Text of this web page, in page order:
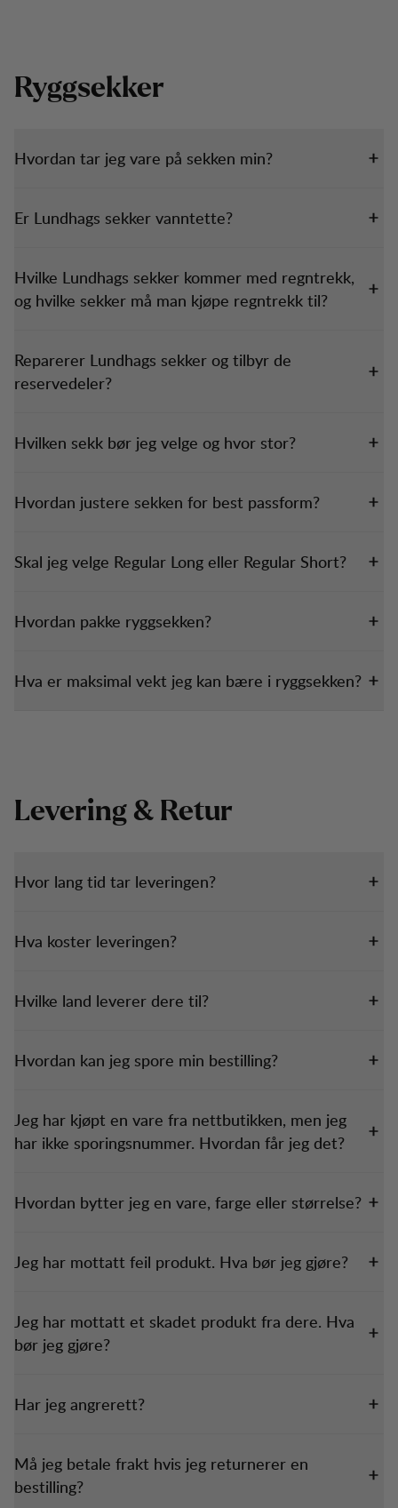
Ryggsekker
Hvordan tar jeg vare på sekken min?
Er Lundhags sekker vanntette?
Hvilke Lundhags sekker kommer med regntrekk,
og hvilke sekker må man kjøpe regntrekk til?
Reparerer Lundhags sekker og tilbyr de
reservedeler?
Hvilken sekk bør jeg velge og hvor stor?
Hvordan justere sekken for best passform?
Skal jeg velge Regular Long eller Regular Short?
Hvordan pakke ryggsekken?
Hva er maksimal vekt jeg kan bære i ryggsekken?
Levering & Retur
Hvor lang tid tar leveringen?
Hva koster leveringen?
Hvilke land leverer dere til?
Hvordan kan jeg spore min bestilling?
Jeg har kjøpt en vare fra nettbutikken, men jeg
har ikke sporingsnummer. Hvordan får jeg det?
Hvordan bytter jeg en vare, farge eller størrelse?
Jeg har mottatt feil produkt. Hva bør jeg gjøre?
Jeg har mottatt et skadet produkt fra dere. Hva
bør jeg gjøre?
Har jeg angrerett?
Må jeg betale frakt hvis jeg returnerer en
bestilling?